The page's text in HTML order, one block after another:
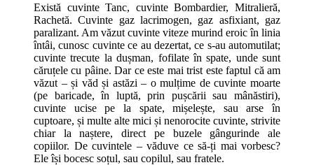
Există cuvinte Tanc, cuvinte Bombardier, Mitralieră,
Rachetă. Cuvinte gaz lacrimogen, gaz asfixiant, gaz
paralizant. Am văzut cuvinte viteze murind eroic în linia
întâi, cunosc cuvinte ce au dezertat, ce s-au automutilat;
cuvinte trecute la dușman, fofilate în spate, unde sunt
căruțele cu pâine. Dar ce este mai trist este faptul că am
văzut – și văd și astăzi – o mulțime de cuvinte moarte
(pe baricade, în luptă, prin pușcării sau mânăstiri),
cuvinte ucise pe la spate, mișelește, sau arse în
cuptoare, și multe alte mici și nenorocite cuvinte, strivite
chiar la naștere, direct pe buzele gângurinde ale
copiilor. De cuvintele – văduve ce să-ți mai vorbesc?
Ele își bocesc soțul, sau copilul, sau fratele.